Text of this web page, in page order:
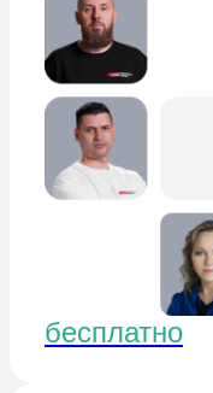
Практикум· 3 дня
Сила объема в
Бесплатный
входа и чтению
Сергей Алексеев,
Ирина Шарманова,